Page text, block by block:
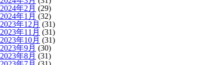
2024年2月 (29)
2024年1月 (32)
2023年12月 (31)
2023年11月 (31)
2023年10月 (31)
2023年9月 (30)
2023年8月 (31)